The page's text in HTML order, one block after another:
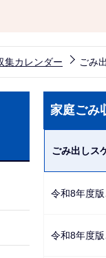
集カレンダー ごみ
ビ
ー
ョ
家庭ごみ
ごみ出しス
令和8年度版
令和8年度版